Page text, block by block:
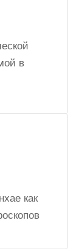
в
как